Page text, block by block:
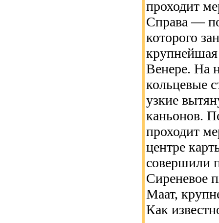
проходит
Справа —
которого
Венере. На
кольцевые
узкие
каньонов.
проходит
центре
совершили
Сиреневое
Маат,
Как